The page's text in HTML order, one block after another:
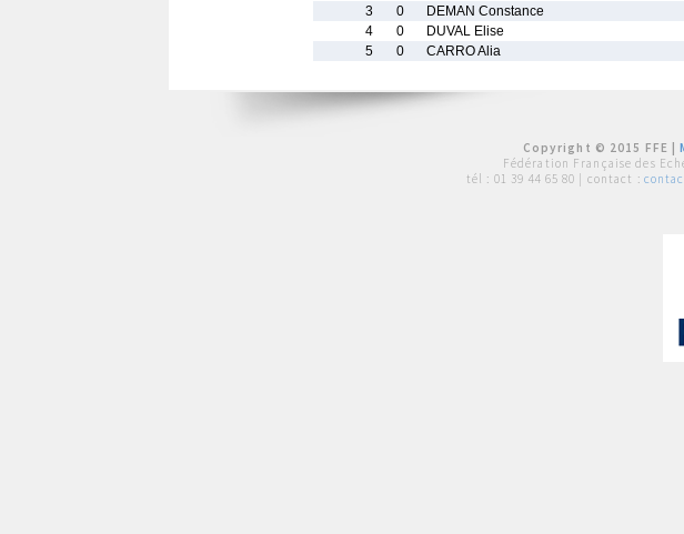
3
0 DEMAN Constance
4
0 DUVAL Elise
5
0 CARRO Alia
Copyright © 2015 FFE |
Fédération Française des
tél : 01 39 44 65 80 | contact :